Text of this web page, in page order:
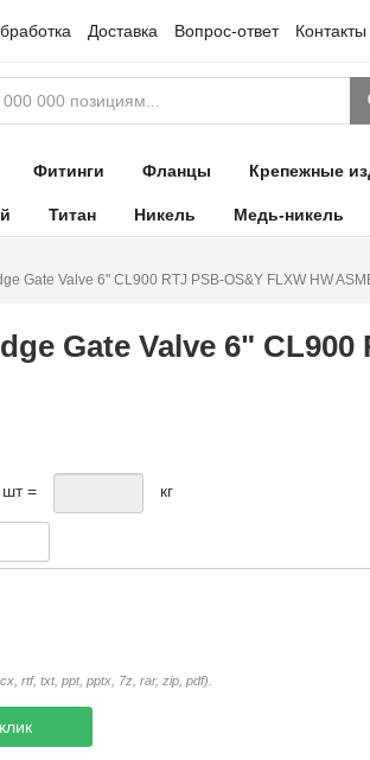
Доставка Вопрос-ответ Контакты
Фитинги Фланцы Крепежные
Титан Никель Медь-никель
Gate Valve 6" CL900 RTJ PSB-OS&Y FLXW HW
Gate Valve 6" CL900
шт = кг
rtf, txt, ppt, pptx, 7z, rar, zip, pdf).